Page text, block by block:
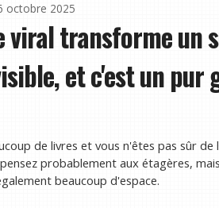
octobre 2025
viral transforme un
et c'est un pur
de livres et vous n'êtes pas sûr
probablement aux étagères,
beaucoup d'espace.